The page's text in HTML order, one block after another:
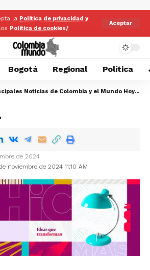
la Politica de privacidad y
Politica de cookies/
Aceptar
Bogotá Regional Política
Colombia Mundo - Principales Noticias de Colombia y el Mundo Hoy
>
noviembre de 2024 11:10 AM
de 2024